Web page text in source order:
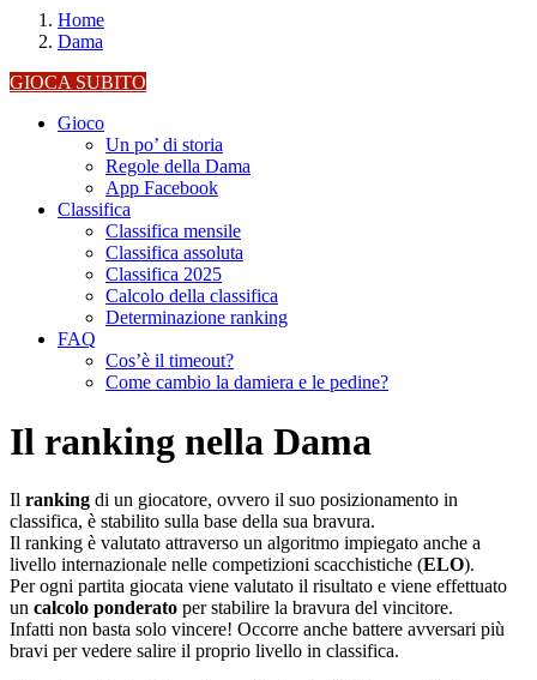
Home
Dama
GIOCA SUBITO
Gioco
Un po’ di storia
Regole della Dama
App Facebook
Classifica
Classifica mensile
Classifica assoluta
Classifica 2025
Calcolo della classifica
Determinazione ranking
FAQ
Cos’è il timeout?
Come cambio la damiera e le pedine?
Il ranking nella Dama
Il ranking di un giocatore, ovvero il suo posizionamento in
classifica, è stabilito sulla base della sua bravura.
Il ranking è valutato attraverso un algoritmo impiegato anche a
livello internazionale nelle competizioni scacchistiche (ELO).
Per ogni partita giocata viene valutato il risultato e viene effettuato
un calcolo ponderato per stabilire la bravura del vincitore.
Infatti non basta solo vincere! Occorre anche battere avversari più
bravi per vedere salire il proprio livello in classifica.